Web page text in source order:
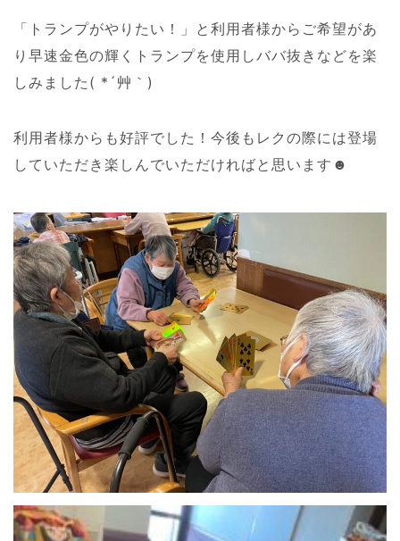
「トランプがやりたい！」と利用者様からご希望があ
り早速金色の輝くトランプを使用しババ抜きなどを楽
しみました( *´艸｀)
利用者様からも好評でした！今後もレクの際には登場
していただき楽しんでいただければと思います☻